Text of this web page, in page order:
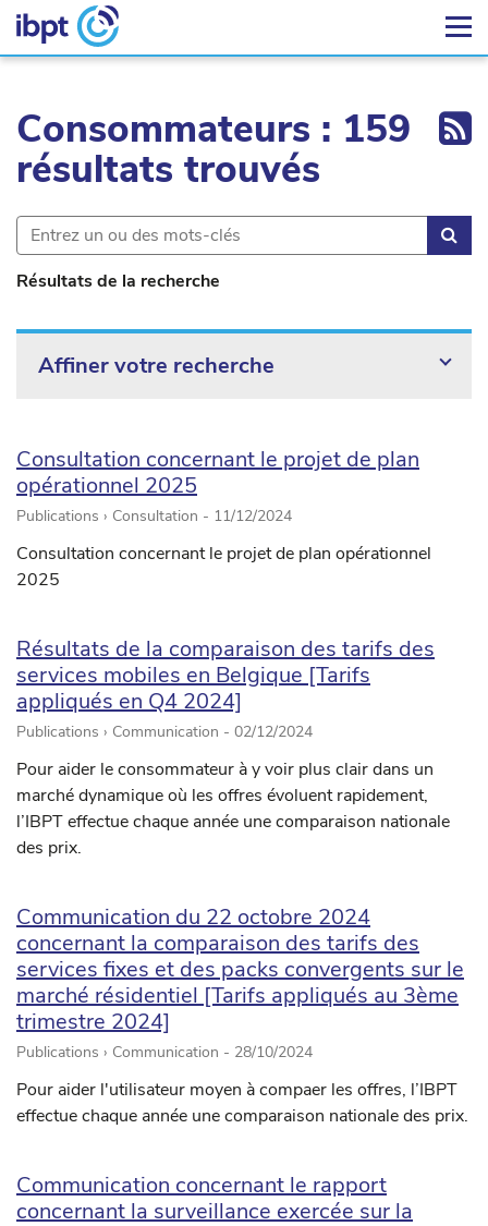
Consommateurs : 159
résultats trouvés
Résultats de la recherche
Affiner votre recherche
Consultation concernant le projet de plan
opérationnel 2025
Publications › Consultation - 11/12/2024
Consultation concernant le projet de plan opérationnel
2025
Résultats de la comparaison des tarifs des
services mobiles en Belgique [Tarifs
appliqués en Q4 2024]
Publications › Communication - 02/12/2024
Pour aider le consommateur à y voir plus clair dans un
marché dynamique où les offres évoluent rapidement,
l’IBPT effectue chaque année une comparaison nationale
des prix.
Communication du 22 octobre 2024
concernant la comparaison des tarifs des
services fixes et des packs convergents sur le
marché résidentiel [Tarifs appliqués au 3ème
trimestre 2024]
Publications › Communication - 28/10/2024
Pour aider l'utilisateur moyen à compaer les offres, l’IBPT
effectue chaque année une comparaison nationale des prix.
Communication concernant le rapport
concernant la surveillance exercée sur la